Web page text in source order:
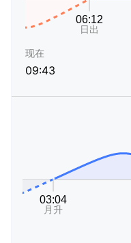
现在
09:43